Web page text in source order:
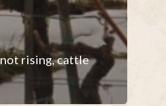
not rising, cattle